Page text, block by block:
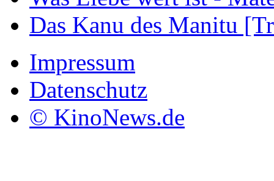
Das Kanu des Manitu
Impressum
Datenschutz
© KinoNews.de